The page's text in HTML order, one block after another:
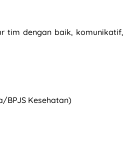
tim dengan baik, komunikatif,
BPJS Kesehatan)